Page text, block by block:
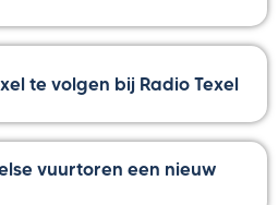
te volgen bij Radio Texel
vuurtoren een nieuw